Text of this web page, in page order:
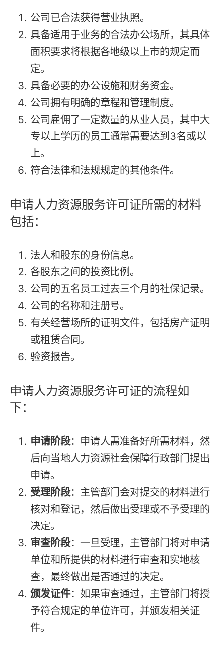
公司已合法获得营业执照。
具备适用于业务的合法办公场所，其具体
面积要求将根据各地级以上市的规定而
定。
具备必要的办公设施和财务资金。
公司拥有明确的章程和管理制度。
公司雇佣了一定数量的从业人员，其中大
专以上学历的员工通常需要达到3名或以
上。
符合法律和法规规定的其他条件。
申请人力资源服务许可证所需的材料
包括：
法人和股东的身份信息。
各股东之间的投资比例。
公司的五名员工过去三个月的社保记录。
公司的名称和注册号。
有关经营场所的证明文件，包括房产证明
或租赁合同。
验资报告。
申请人力资源服务许可证的流程如
下：
申请阶段：申请人需准备好所需材料，然
后向当地人力资源社会保障行政部门提出
申请。
受理阶段：主管部门会对提交的材料进行
核对和登记，然后做出受理或不予受理的
决定。
审查阶段：一旦受理，主管部门将对申请
单位和所提供的材料进行审查和实地核
查，最终做出是否通过的决定。
颁发证件：如果审查通过，主管部门将授
予符合规定的单位许可，并颁发相关证
件。